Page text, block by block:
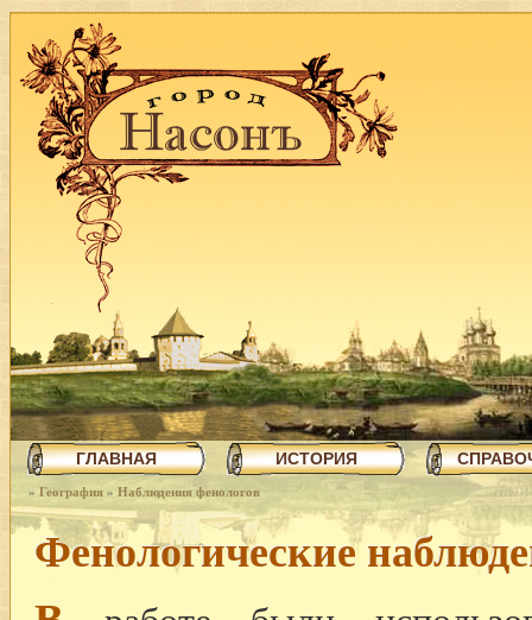
ГЛАВНАЯ ИСТОРИЯ
» География » Наблюдения фенологов
Фенологические